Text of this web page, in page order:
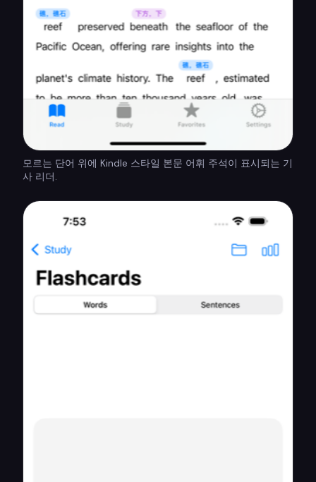
모르는 단어 위에 Kindle 스타일 본문 어휘 주석이 표시되는 기
사 리더.